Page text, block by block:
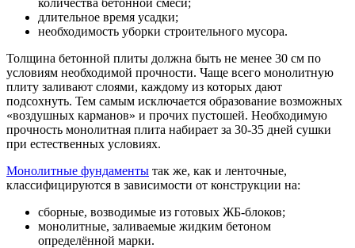
длительное время усадки;
необходимость уборки строительного мусора.
Толщина бетонной плиты должна быть не менее 30 см по
условиям необходимой прочности. Чаще всего монолитную
плиту заливают слоями, каждому из которых дают
подсохнуть. Тем самым исключается образование возможных
«воздушных карманов» и прочих пустошей. Необходимую
прочность монолитная плита набирает за 30-35 дней сушки
при естественных условиях.
Монолитные фундаменты так же, как и ленточные,
классифицируются в зависимости от конструкции на:
сборные, возводимые из готовых ЖБ-блоков;
монолитные, заливаемые жидким бетоном
определённой марки.